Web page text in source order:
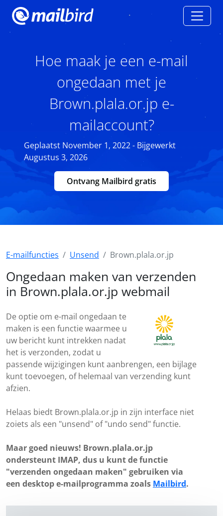
Hoe maak je een e-mail
ongedaan met je
Brown.plala.or.jp e-
mailaccount?
Geplaatst November 1, 2022 - Bijgewerkt
Augustus 3, 2026
Ontvang Mailbird gratis
E-mailfuncties Unsend Brown.plala.or.jp
Ongedaan maken van verzenden
in Brown.plala.or.jp webmail
De optie om e-mail ongedaan te
maken is een functie waarmee u
uw bericht kunt intrekken nadat
het is verzonden, zodat u
passende wijzigingen kunt aanbrengen, een bijlage
kunt toevoegen, of helemaal van verzending kunt
afzien.
Helaas biedt Brown.plala.or.jp in zijn interface niet
zoiets als een "unsend" of "undo send" functie.
Maar goed nieuws! Brown.plala.or.jp
ondersteunt IMAP, dus u kunt de functie
"verzenden ongedaan maken" gebruiken via
een desktop e-mailprogramma zoals Mailbird.